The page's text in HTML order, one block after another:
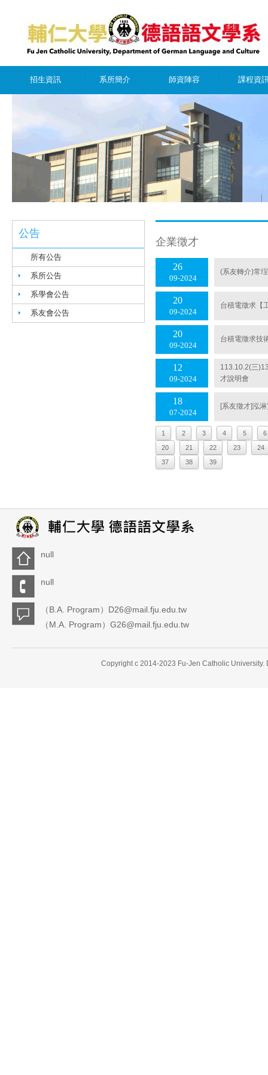
招生資訊 系所簡介 師資陣容 課程資
公告
所有公告
系所公告
系學會公告
系友會公告
企業徵才
09 2024
26 (系友轉介)常
09 2024
20 台積電徵求【
09 2024
20 台積電徵求技
09 2024
12
113.10.2(三
才說明會
07 2024
18 [系友徵才]泓
1 2 3 4 5
6
20
21 22 23
24
37
38 39
null
null
（B.A. Program）D26@mail.fju.edu.tw
（M.A. Program）G26@mail.fju.edu.tw
Copyright c 2014-2023 Fu-Jen Catholic